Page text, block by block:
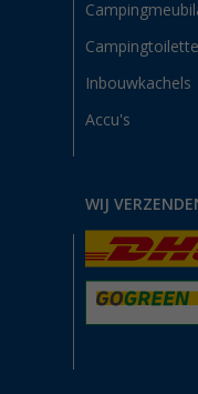
Inbouwkachels
Accu's
WIJ